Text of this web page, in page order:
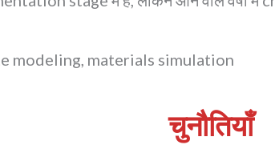
modeling, materials simulation
चुनौतियाँ